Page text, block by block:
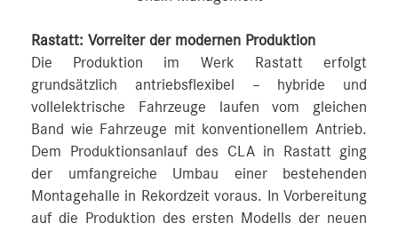
Rastatt: Vorreiter der modernen Produktion
Die Produktion im Werk Rastatt erfolgt
grundsätzlich antriebsflexibel – hybride und
vollelektrische Fahrzeuge laufen vom gleichen
Band wie Fahrzeuge mit konventionellem Antrieb.
Dem Produktionsanlauf des CLA in Rastatt ging
der umfangreiche Umbau einer bestehenden
Montagehalle in Rekordzeit voraus. In Vorbereitung
auf die Produktion des ersten Modells der neuen